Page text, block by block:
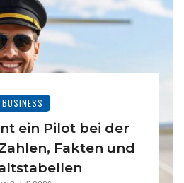
BUSINESS
ein Pilot bei der
Fakten und